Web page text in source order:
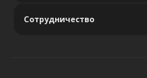
Сотрудничество